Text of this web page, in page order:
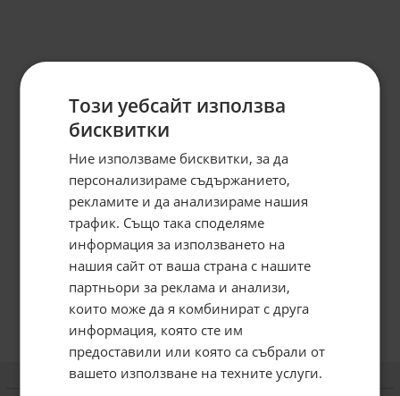
Този уебсайт използва
бисквитки
Ние използваме бисквитки, за да
персонализираме съдържанието,
рекламите и да анализираме нашия
трафик. Също така споделяме
информация за използването на
нашия сайт от ваша страна с нашите
партньори за реклама и анализи,
които може да я комбинират с друга
информация, която сте им
предоставили или която са събрали от
вашето използване на техните услуги.
Абонирайте се за бюлетина и
грабнете-5%отстъпка!
АБОНИРАНЕ